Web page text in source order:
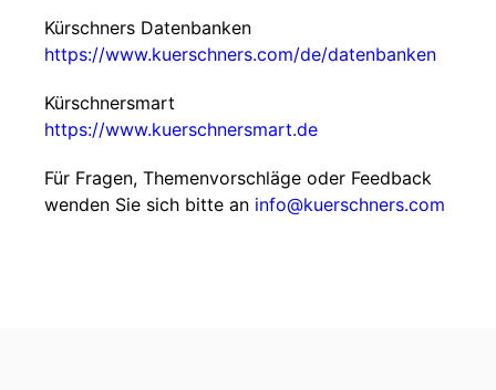
Kürschners Datenbanken
https://www.kuerschners.com/de/datenbanken
Kürschnersmart
https://www.kuerschnersmart.de
Für Fragen, Themenvorschläge oder Feedback
wenden Sie sich bitte an info@kuerschners.com